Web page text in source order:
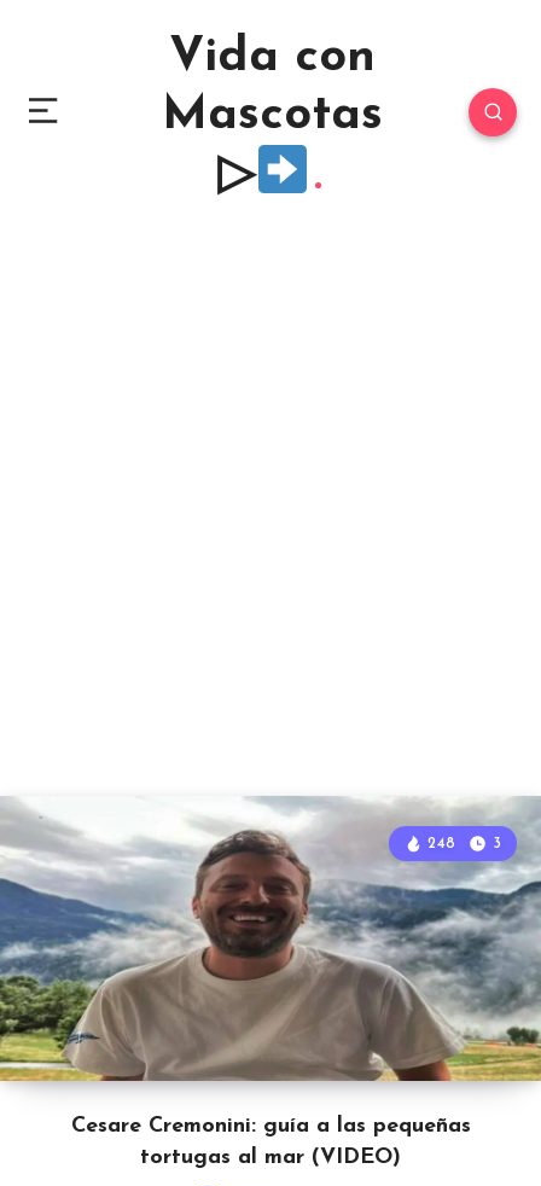
Vida con
Mascotas
▷
Cesare Cremonini: guía a las pequeñas
tortugas al mar (VIDEO)
248 3